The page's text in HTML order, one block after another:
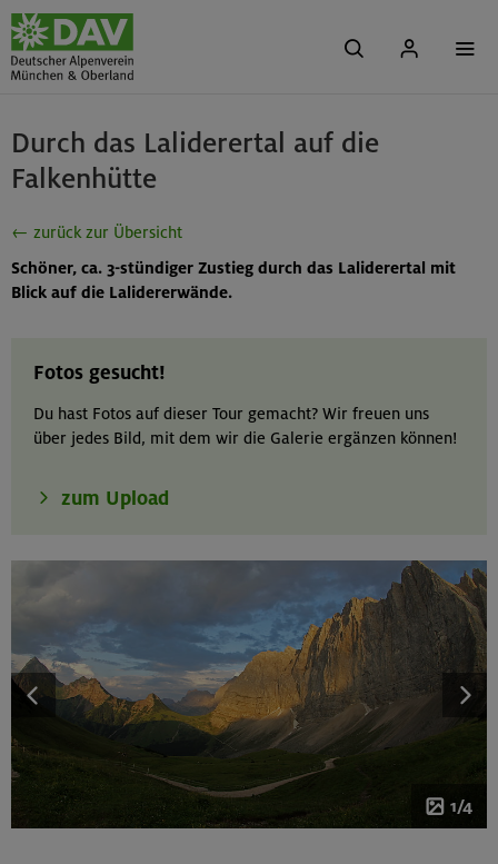
Durch das Laliderertal auf die
Falkenhütte
← zurück zur Übersicht
Schöner, ca. 3-stündiger Zustieg durch das Laliderertal mit
Blick auf die Lalidererwände.
Fotos gesucht!
Du hast Fotos auf dieser Tour gemacht? Wir freuen uns
über jedes Bild, mit dem wir die Galerie ergänzen können!
zum Upload
1/4